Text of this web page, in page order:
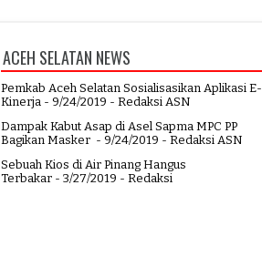
ACEH SELATAN NEWS
Pemkab Aceh Selatan Sosialisasikan Aplikasi E-
Kinerja - 9/24/2019 - Redaksi ASN
Dampak Kabut Asap di Asel Sapma MPC PP
Bagikan Masker - 9/24/2019 - Redaksi ASN
Sebuah Kios di Air Pinang Hangus
Terbakar - 3/27/2019 - Redaksi